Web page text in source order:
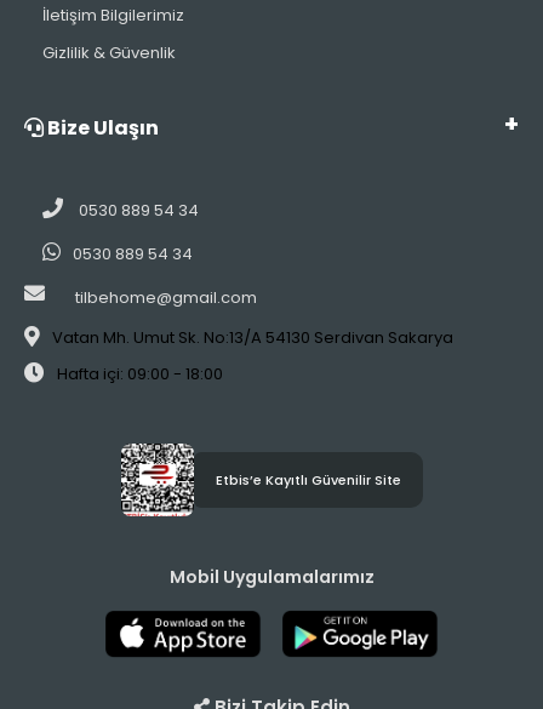
İletişim Bilgilerimiz
Gizlilik & Güvenlik
Bize Ulaşın
0530 889 54 34
0530 889 54 34
tilbehome@gmail.com
Vatan Mh. Umut Sk. No:13/A 54130 Serdivan Sakarya
Hafta içi: 09:00 - 18:00
Etbis’e Kayıtlı Güvenilir Site
Mobil Uygulamalarımız